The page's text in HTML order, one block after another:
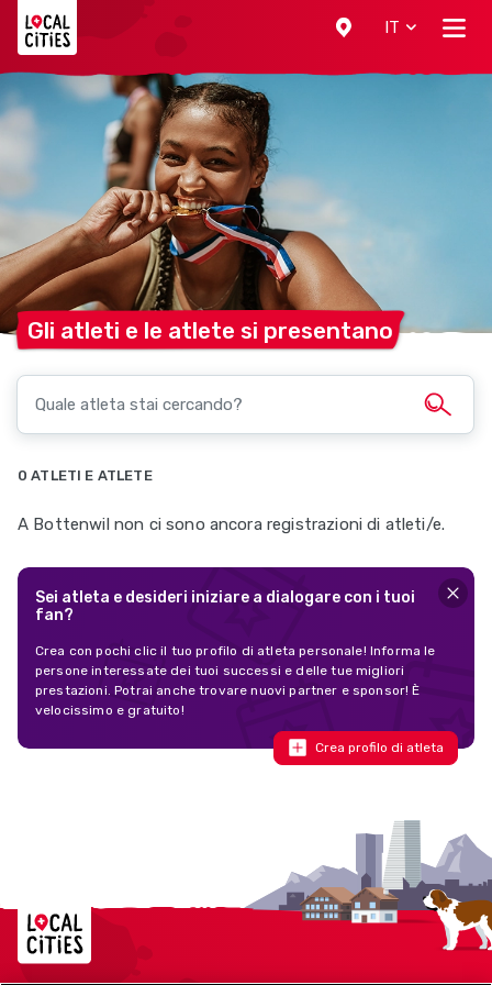
IT
Gli atleti e le atlete si presentano
0 ATLETI E ATLETE
A Bottenwil non ci sono ancora registrazioni di atleti/e.
Sei atleta e desideri iniziare a dialogare con i tuoi
fan?
Crea con pochi clic il tuo profilo di atleta personale! Informa le
persone interessate dei tuoi successi e delle tue migliori
prestazioni. Potrai anche trovare nuovi partner e sponsor! È
velocissimo e gratuito!
Crea profilo di atleta
Localcities